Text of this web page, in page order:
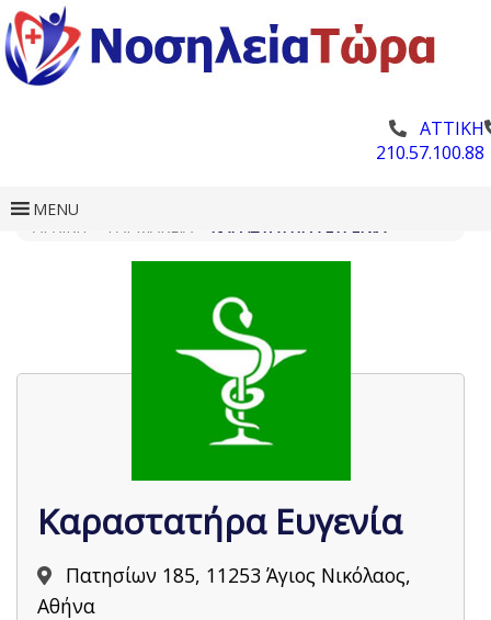
ΑΤΤΙΚΗ
210.57.100.88
MENU
Καραστατήρα Ευγενία
Πατησίων 185, 11253 Άγιος Νικόλαος,
Αθήνα